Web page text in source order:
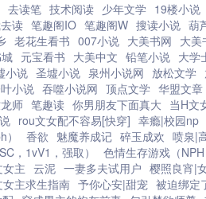
去读笔 技术阅读 少年文学 19楼小说
读 笔趣阁IO 笔趣阁W 搜读小说 葫
老花生看书 007小说 大美书网 大美
元宝看书 大美中文 铅笔小说 大学
小说 圣墟小说 泉州小说网 放松文学
小说 吞噬小说网 顶点文学 华盟文章
师 笔趣读 你男朋友下面真大 当H文
rou文女配不容易[快穿] 幸瘾|校园np
香欲 魅魔养成记 碎玉成欢 喷泉|
，1vV1，强取） 色情生存游戏（NPH
主 云泥 一妻多夫试用户 樱照良宵|
女主求生指南 予你心安|甜宠 被迫绑定